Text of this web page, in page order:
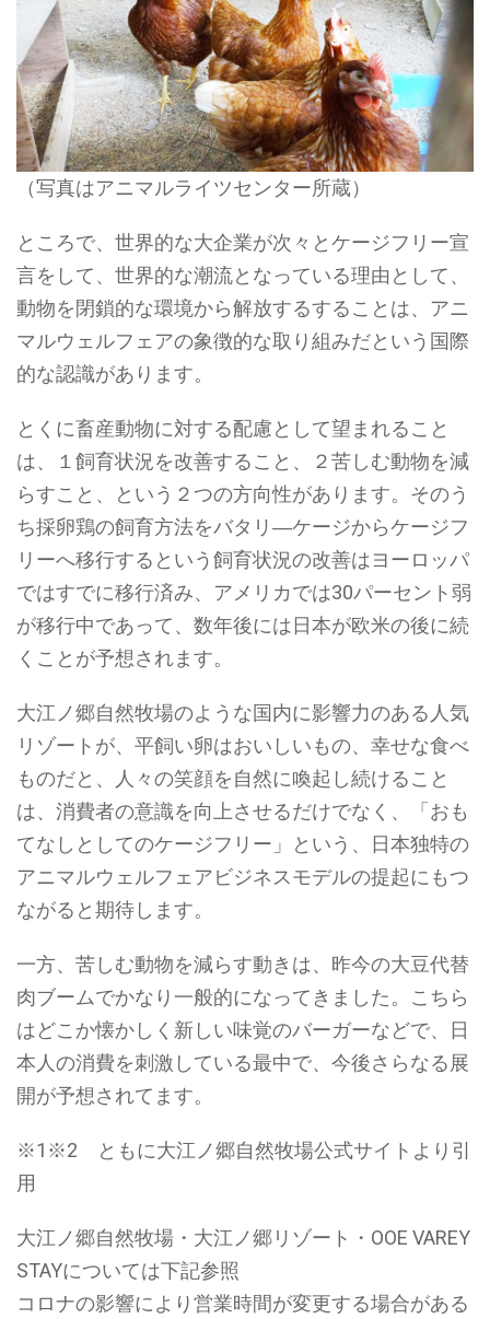
（写真はアニマルライツセンター所蔵）
ところで、世界的な大企業が次々とケージフリー宣
言をして、世界的な潮流となっている理由として、
動物を閉鎖的な環境から解放するすることは、アニ
マルウェルフェアの象徴的な取り組みだという国際
的な認識があります。
とくに畜産動物に対する配慮として望まれること
は、１飼育状況を改善すること、２苦しむ動物を減
らすこと、という２つの方向性があります。そのう
ち採卵鶏の飼育方法をバタリ―ケージからケージフ
リーへ移行するという飼育状況の改善はヨーロッパ
ではすでに移行済み、アメリカでは30パーセント弱
が移行中であって、数年後には日本が欧米の後に続
くことが予想されます。
大江ノ郷自然牧場のような国内に影響力のある人気
リゾートが、平飼い卵はおいしいもの、幸せな食べ
ものだと、人々の笑顔を自然に喚起し続けること
は、消費者の意識を向上させるだけでなく、「おも
てなしとしてのケージフリー」という、日本独特の
アニマルウェルフェアビジネスモデルの提起にもつ
ながると期待します。
一方、苦しむ動物を減らす動きは、昨今の大豆代替
肉ブームでかなり一般的になってきました。こちら
はどこか懐かしく新しい味覚のバーガーなどで、日
本人の消費を刺激している最中で、今後さらなる展
開が予想されてます。
※1※2 ともに大江ノ郷自然牧場公式サイトより引
用
大江ノ郷自然牧場・大江ノ郷リゾート・OOE VAREY
STAYについては下記参照
コロナの影響により営業時間が変更する場合がある